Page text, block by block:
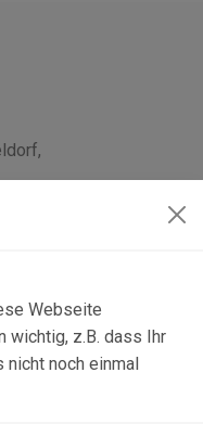
Webseite
wichtig, z.B. dass Ihr
noch einmal